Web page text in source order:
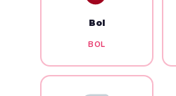
Bol
BOL